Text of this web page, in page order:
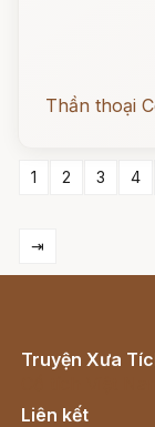
Thần thoại
1 2 3 4
⇥
Truyện Xưa
Liên kết